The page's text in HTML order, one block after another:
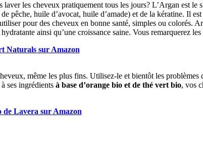
les cheveux pratiquement tous les jours? L’Argan est le
pêche, huile d’avocat, huile d’amade) et de la kératine. Il
pour des cheveux en bonne santé, simples ou colorés.
ainsi qu’une croissance saine. Vous remarquerez
Naturals sur Amazon
même les plus fins. Utilisez-le et bientôt les problèmes
ses ingrédients à base d’orange bio et de thé vert bio, vos
de Lavera sur Amazon